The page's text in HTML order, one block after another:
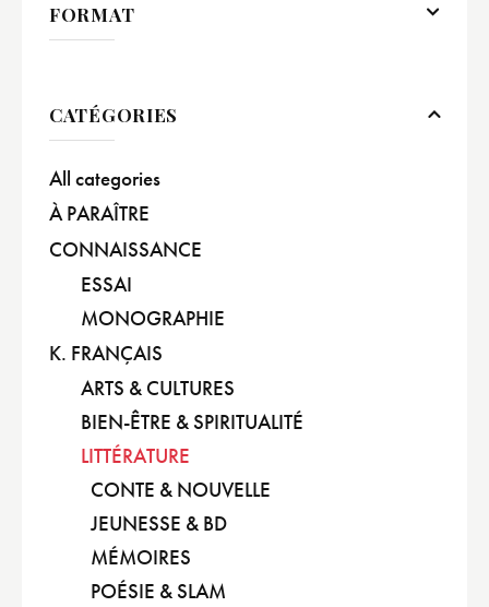
FORMAT
CATÉGORIES
All categories
À PARAÎTRE
CONNAISSANCE
ESSAI
MONOGRAPHIE
K. FRANÇAIS
ARTS & CULTURES
BIEN-ÊTRE & SPIRITUALITÉ
LITTÉRATURE
CONTE & NOUVELLE
JEUNESSE & BD
MÉMOIRES
POÉSIE & SLAM